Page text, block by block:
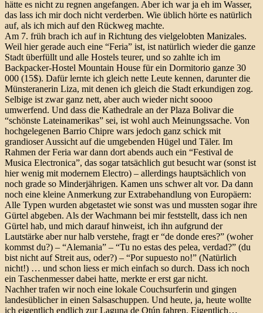
hätte es nicht zu regnen angefangen. Aber ich war ja eh im Wasser,
das lass ich mir doch nicht verderben. Wie üblich hörte es natürlich
auf, als ich mich auf den Rückweg machte.
Am 7. früh brach ich auf in Richtung des vielgelobten Manizales.
Weil hier gerade auch eine “Feria” ist, ist natürlich wieder die ganze
Stadt überfüllt und alle Hostels teurer, und so zahlte ich im
Backpacker-Hostel Mountain House für ein Dormitorio ganze 30
000 (15$). Dafür lernte ich gleich nette Leute kennen, darunter die
Münsteranerin Liza, mit denen ich gleich die Stadt erkundigen zog.
Selbige ist zwar ganz nett, aber auch wieder nicht soooo
umwerfend. Und dass die Kathedrale an der Plaza Bolivar die
“schönste Lateinamerikas” sei, ist wohl auch Meinungssache. Von
hochgelegenen Barrio Chipre wars jedoch ganz schick mit
grandioser Aussicht auf die umgebenden Hügel und Täler. Im
Rahmen der Feria war dann dort abends auch ein “Festival de
Musica Electronica”, das sogar tatsächlich gut besucht war (sonst ist
hier wenig mit modernem Electro) – allerdings hauptsächlich von
noch grade so Minderjährigen. Kamen uns schwer alt vor. Da dann
noch eine kleine Anmerkung zur Extrabehandlung von Europäern:
Alle Typen wurden abgetastet wie sonst was und mussten sogar ihre
Gürtel abgeben. Als der Wachmann bei mir feststellt, dass ich nen
Gürtel hab, und mich darauf hinweist, ich ihn aufgrund der
Lautstärke aber nur halb verstehe, fragt er “de donde eres?” (woher
kommst du?) – “Alemania” – “Tu no estas des pelea, verdad?” (du
bist nicht auf Streit aus, oder?) – “Por supuesto no!” (Natürlich
nicht!) … und schon liess er mich einfach so durch. Dass ich noch
ein Taschenmesser dabei hatte, merkte er erst gar nicht.
Nachher trafen wir noch eine lokale Couchsurferin und gingen
landesüblicher in einen Salsaschuppen. Und heute, ja, heute wollte
ich eigentlich endlich zur Laguna de Otún fahren. Eigentlich…